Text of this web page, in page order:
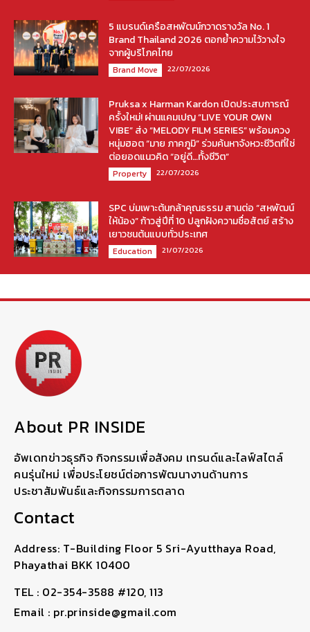
5 แบรนด์เครือสหพัฒน์กวาดรางวัล No. 1
Brand Thailand 2026 ตอกย้ำความไว้วางใจ
จากผู้บริโภคไทย
Brand Move 22/07/2026
Pruksa x Harman Kardon เปิดประสบการณ์
ครั้งใหม่! ผ่านแคมเปญ “LIVE YOUR OWN
VIBE” ส่ง “MELODY FILM SERIES” พร้อมควง
หนุ่มฮอต “มาย ภาคภูมิ” ร่วมค้นหาจังหวะชีวิตที่ใช่
ต่อยอดแนวคิด “อยู่ดี…ทั้งชีวิต”
Property 22/07/2026
SPC บ่มเพาะต้นกล้าคุณธรรม สานต่อ “สหพัฒน์
ให้น้อง” ก้าวสู่ปีที่ 10 ปลูกฝังความซื่อสัตย์ สร้าง
เยาวชนต้นแบบทั่วประเทศ
Education 21/07/2026
About PR INSIDE
อัพเดทข่าวธุรกิจ กิจกรรมเพื่อสังคม เทรนด์และไลฟ์สไตล์
คนรุ่นใหม่ เพื่อประโยชน์ต่อการพัฒนางานด้านการ
ประชาสัมพันธ์และกิจกรรมการตลาด
Contact
Address: T-Building Floor 5 Sri-Ayutthaya Road,
Phayathai BKK 10400
TEL : 02-354-3588 #120, 113
Email : pr.prinside@gmail.com